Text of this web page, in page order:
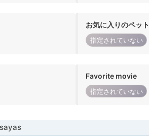
お気に入りのペット
指定されていない
Favorite movie
指定されていない